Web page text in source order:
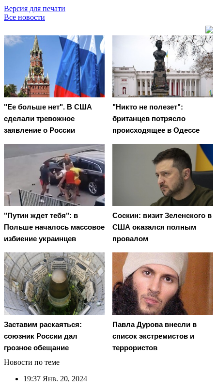
Версия для печати
Все новости
"Ее больше нет". В США
сделали тревожное
заявление о России
"Никто не полезет":
британцев потрясло
происходящее в Одессе
"Путин ждет тебя": в
Польше началось массовое
избиение украинцев
Соскин: визит Зеленского в
США оказался полным
провалом
Заставим раскаяться:
союзник России дал
грозное обещание
Павла Дурова внесли в
список экстремистов и
террористов
Новости по теме
19:37 Янв. 20, 2024